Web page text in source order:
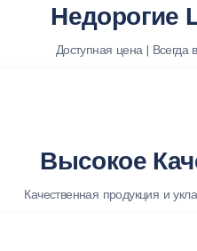
Недорогие
Доступная цена | Всегда
Высокое
Качественная продукция и